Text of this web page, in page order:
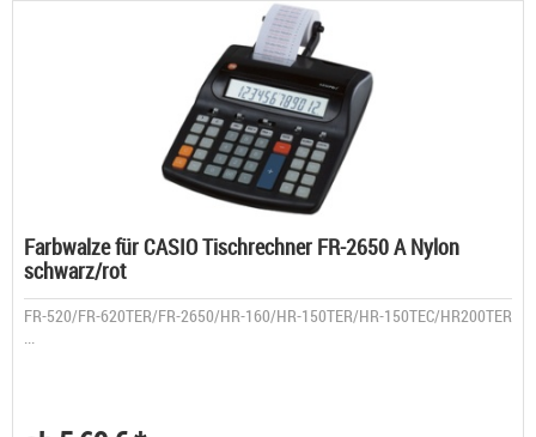
Farbwalze für CASIO Tischrechner FR-2650 A Nylon
schwarz/rot
FR-520/FR-620TER/FR-2650/HR-160/HR-150TER/HR-150TEC/HR200TER